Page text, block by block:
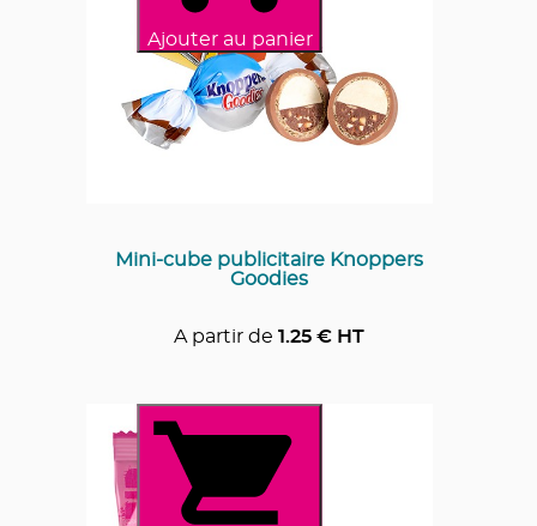
Ajouter au panier
Mini-cube publicitaire Knoppers
Goodies
A partir de 1.25€ HT